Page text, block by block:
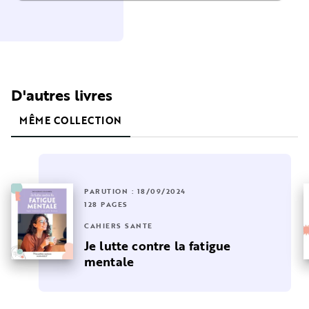
D'autres livres
MÊME COLLECTION
PARUTION : 18/09/2024
128 PAGES
CAHIERS SANTÉ
Je lutte contre la fatigue
mentale